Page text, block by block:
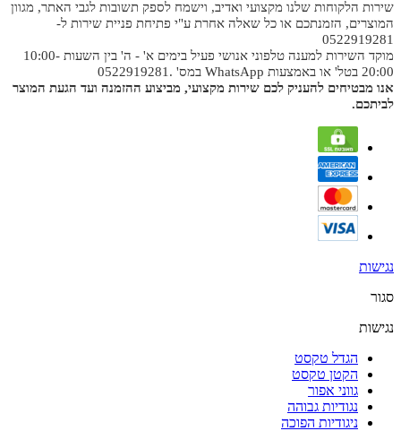
שירות הלקוחות שלנו מקצועי ואדיב, וישמח לספק תשובות לגבי האתר, מגוון
המוצרים, הזמנתכם או כל שאלה אחרת ע"י פתיחת פניית שירות ל-
0522919281
מוקד השירות למענה טלפוני אנושי פעיל בימים א' - ה' בין השעות 10:00-
20:00 בטל' או באמצעות WhatsApp במס' .0522919281
אנו מבטיחים להעניק לכם שירות מקצועי, מביצוע ההזמנה ועד הגעת המוצר
לביתכם.
נגישות
סגור
נגישות
הגדל טקסט
הקטן טקסט
גווני אפור
נגודיות גבוהה
ניגודיות הפוכה